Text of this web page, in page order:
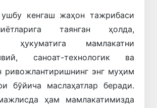
кенгаш жаҳон тажрибаси
таянган ҳолда,
ҳукуматига мамлакатни
саноат-технологик ва
ривожлантиришнинг энг муҳим
бўйича маслаҳатлар беради.
ҳам мамлакатимизда